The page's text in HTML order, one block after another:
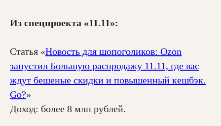
Из спецпроекта «11.11»:
Статья «Новость для шопоголиков: Ozon
запустил Большую распродажу 11.11, где вас
ждут бешеные скидки и повышенный кешбэк.
Go?»
Доход: более 8 млн рублей.